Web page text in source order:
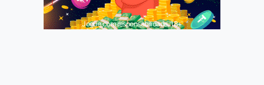
Jogue com responsabilidade. 18+